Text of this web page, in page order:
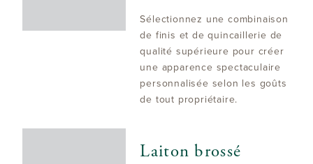
Sélectionnez une combinaison
de finis et de quincaillerie de
qualité supérieure pour créer
une apparence spectaculaire
personnalisée selon les goûts
de tout propriétaire.
Laiton brossé